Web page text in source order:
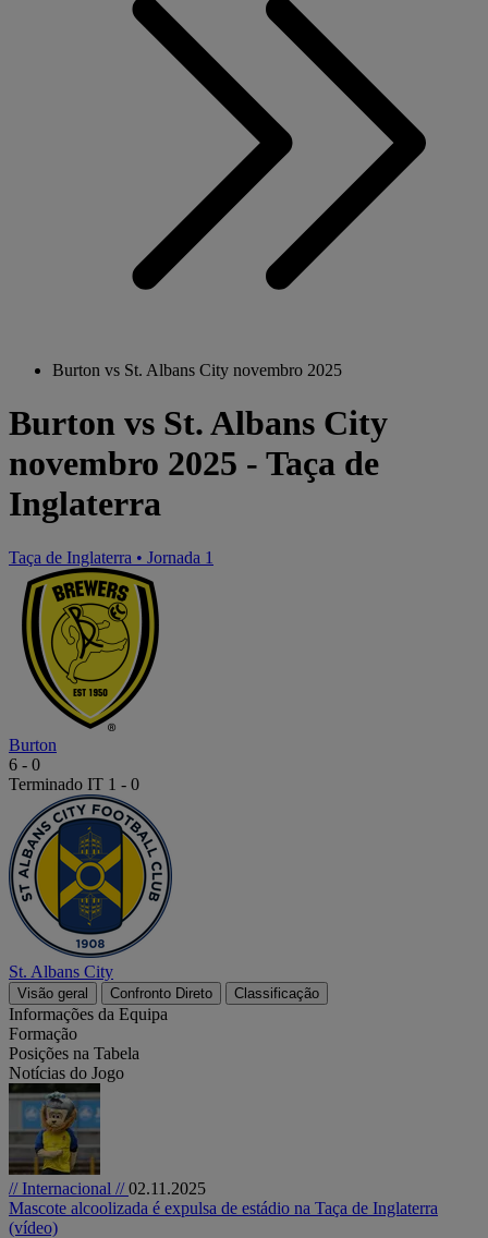
Burton vs St. Albans City novembro 2025
Burton vs St. Albans City
novembro 2025 - Taça de
Inglaterra
Taça de Inglaterra • Jornada 1
Burton
6 - 0
Terminado IT 1 - 0
St. Albans City
Visão geral Confronto Direto Classificação
Informações da Equipa
Formação
Posições na Tabela
Notícias do Jogo
// Internacional //02.11.2025
Mascote alcoolizada é expulsa de estádio na Taça de Inglaterra
(vídeo)